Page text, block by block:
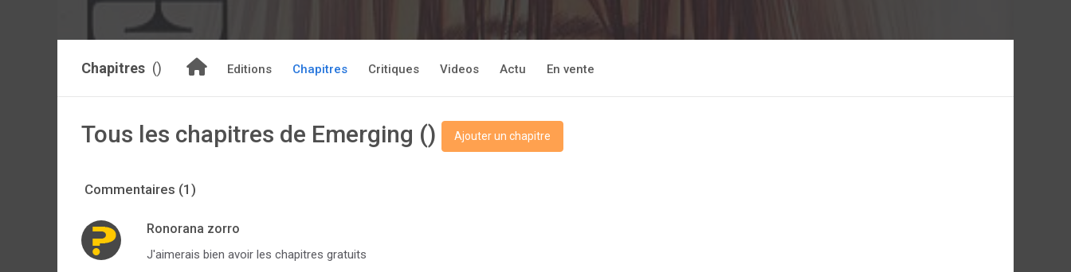
Chapitres () Editions Chapitres Critiques Videos Actu En vente
Tous les chapitres de Emerging () Ajouter un chapitre
Commentaires (1)
Ronorana zorro
J'aimerais bien avoir les chapitres gratuits